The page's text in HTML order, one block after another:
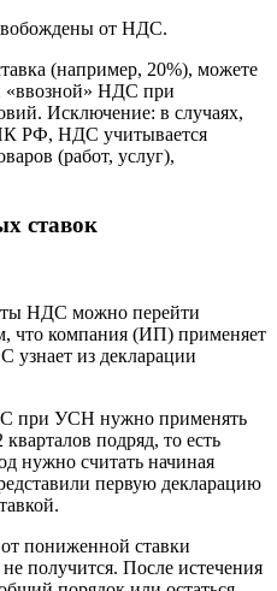
от НДС.
(например, 20%), можете
«ввозной» НДС при
Исключение: в случаях,
РФ, НДС учитывается
(работ, услуг),
ставок
НДС можно перейти
что компания (ИП) применяет
из декларации
при УСН нужно применять
подряд, то есть
нужно считать начиная
первую декларацию
пониженной ставки
получится. После истечения